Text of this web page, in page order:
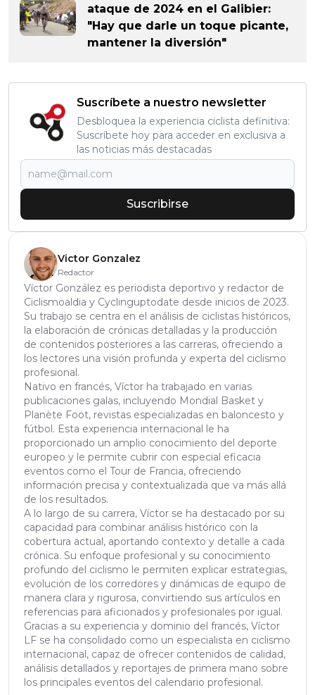
ataque de 2024 en el Galibier:
"Hay que darle un toque picante,
mantener la diversión"
Suscríbete a nuestro newsletter
Desbloquea la experiencia ciclista definitiva:
Suscríbete hoy para acceder en exclusiva a
las noticias más destacadas
Suscribirse
Victor Gonzalez
Redactor
Víctor González es periodista deportivo y redactor de
Ciclismoaldia y Cyclinguptodate desde inicios de 2023.
Su trabajo se centra en el análisis de ciclistas históricos,
la elaboración de crónicas detalladas y la producción
de contenidos posteriores a las carreras, ofreciendo a
los lectores una visión profunda y experta del ciclismo
profesional.
Nativo en francés, Víctor ha trabajado en varias
publicaciones galas, incluyendo Mondial Basket y
Planète Foot, revistas especializadas en baloncesto y
fútbol. Esta experiencia internacional le ha
proporcionado un amplio conocimiento del deporte
europeo y le permite cubrir con especial eficacia
eventos como el Tour de Francia, ofreciendo
información precisa y contextualizada que va más allá
de los resultados.
A lo largo de su carrera, Víctor se ha destacado por su
capacidad para combinar análisis histórico con la
cobertura actual, aportando contexto y detalle a cada
crónica. Su enfoque profesional y su conocimiento
profundo del ciclismo le permiten explicar estrategias,
evolución de los corredores y dinámicas de equipo de
manera clara y rigurosa, convirtiendo sus artículos en
referencias para aficionados y profesionales por igual.
Gracias a su experiencia y dominio del francés, Víctor
LF se ha consolidado como un especialista en ciclismo
internacional, capaz de ofrecer contenidos de calidad,
análisis detallados y reportajes de primera mano sobre
los principales eventos del calendario profesional.